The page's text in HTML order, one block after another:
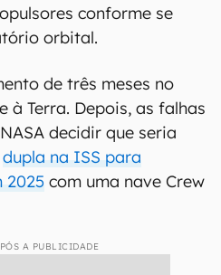
conforme se
orbital.
de três meses no
à Terra. Depois, as falhas
decidir que seria
dupla na ISS para
2025 com uma nave Crew
A PUBLICIDADE